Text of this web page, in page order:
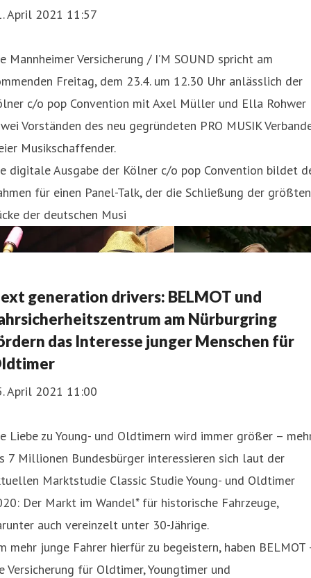
April 2021 11:57
Mannheimer Versicherung / I’M SOUND spricht am
Freitag, dem 23.4. um 12.30 Uhr anlässlich der
c/o pop Convention mit Axel Müller und Ella Rohwer
Vorständen des neu gegründeten PRO MUSIK
Musikschaffender.
digitale Ausgabe der Kölner c/o pop Convention bildet
für einen Panel-Talk, der die Schließung der größten
der deutschen Musi
generation drivers: BELMOT und
am Nürburgring
das Interesse junger Menschen für
April 2021 11:00
Liebe zu Young- und Oldtimern wird immer größer –
7 Millionen Bundesbürger interessieren sich laut der
Marktstudie Classic Studie Young- und Oldtimer
Der Markt im Wandel* für historische Fahrzeuge,
auch vereinzelt unter 30-Jährige.
mehr junge Fahrer hierfür zu begeistern, haben BELMOT
Versicherung für Oldtimer, Youngtimer und